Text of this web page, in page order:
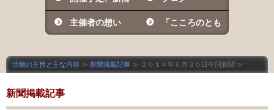
報など
主催者の想い 「こころのとも
活動の主旨と主な内容 ≫ 新聞掲載記事 ≫ ２０１４年６月３０日中国新聞 ≫
新聞掲載記事